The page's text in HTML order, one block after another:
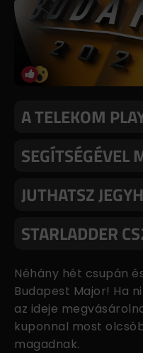
A TELEKOM
SEGÍTSÉGÉVEL
JUTHATSZ
STARLADDER
Néhány hét csupán
Budapest Major! Ha
az ideje
kuponnal most
magadnak.